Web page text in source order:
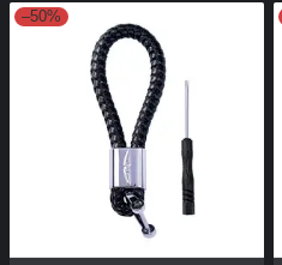
–50%